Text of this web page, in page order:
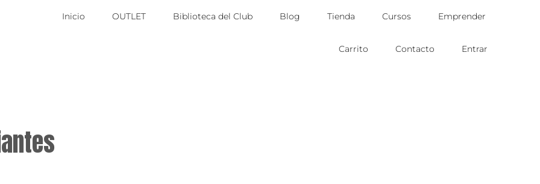
Inicio OUTLET Biblioteca del Club Blog Tienda Cursos Emprender
Carrito Contacto Entrar